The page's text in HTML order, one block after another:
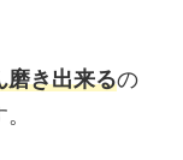
磨き出来るの